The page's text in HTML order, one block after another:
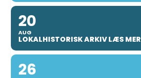
20
AUG
LOKALHISTORISK ARKIV LÆS
26